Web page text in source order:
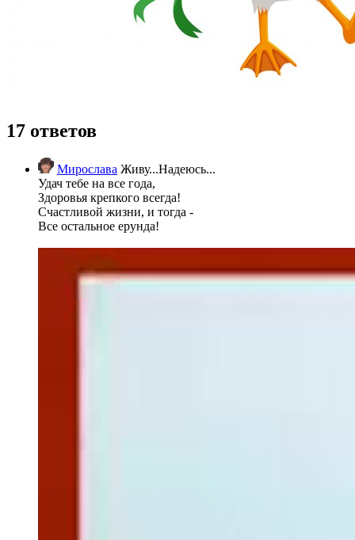
17 ответов
Мирослава Живу...Надеюсь...
Удач тебе на все года,
Здоровья крепкого всегда!
Счастливой жизни, и тогда -
Все остальное ерунда!